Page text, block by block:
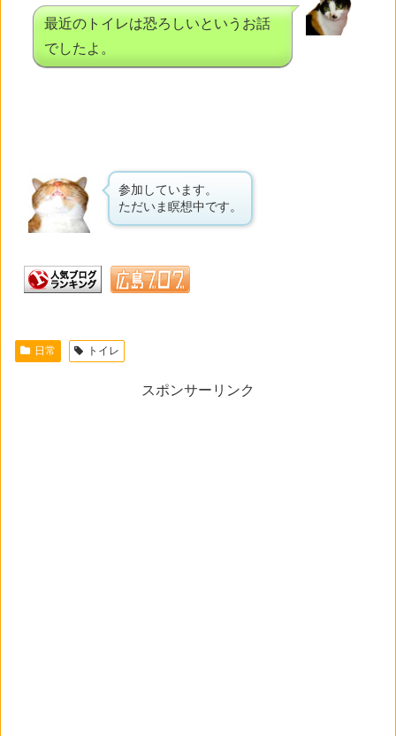
最近のトイレは恐ろしいというお話
でしたよ。
参加しています。
ただいま瞑想中です。
日常 トイレ
スポンサーリンク